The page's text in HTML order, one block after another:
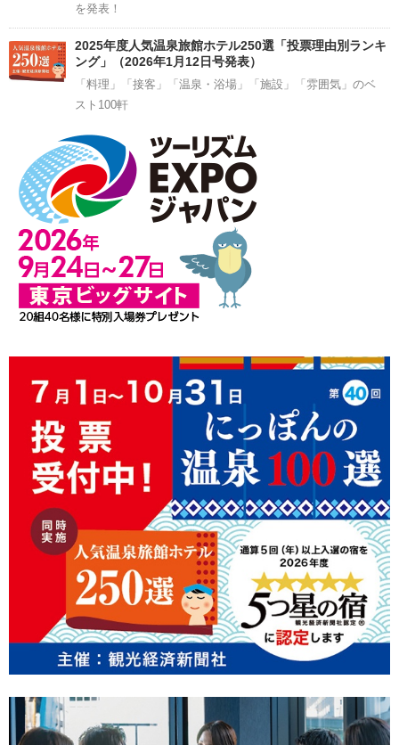
を発表！
2025年度人気温泉旅館ホテル250選「投票理由別ランキ
ング」（2026年1月12日号発表）
「料理」「接客」「温泉・浴場」「施設」「雰囲気」のベ
スト100軒